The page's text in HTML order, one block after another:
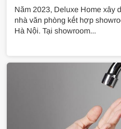
Việt
Năm 2023, Deluxe Home xây
nhà văn phòng kết hợp
Hà Nội. Tại showroom...